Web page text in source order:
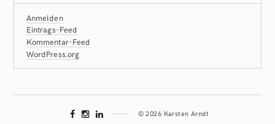
Anmelden
Eintrags-Feed
Kommentar-Feed
WordPress.org
© 2026 Karsten Arndt